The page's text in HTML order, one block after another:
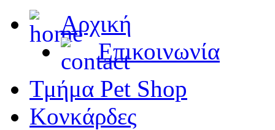
Αρχική
Επικοινωνία
Τμήμα Pet Shop
Κονκάρδες